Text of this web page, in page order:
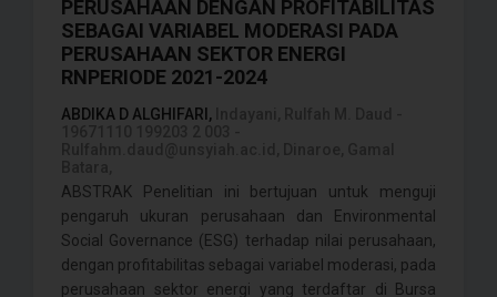
PERUSAHAAN DENGAN PROFITABILITAS
SEBAGAI VARIABEL MODERASI PADA
PERUSAHAAN SEKTOR ENERGI
RNPERIODE 2021-2024
ABDIKA D ALGHIFARI,
ABSTRAK Penelitian ini bertujuan untuk menguji
pengaruh ukuran perusahaan dan Environmental
Social Governance (ESG) terhadap nilai perusahaan,
dengan profitabilitas sebagai variabel moderasi, pada
perusahaan sektor energi yang terdaftar di Bursa